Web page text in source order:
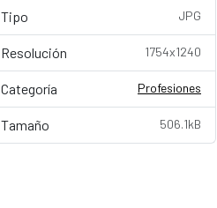
Tipo JPG
Resolución 1754x1240
Categoría Profesiones
Tamaño 506.1kB